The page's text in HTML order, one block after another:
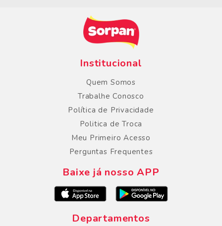
Institucional
Quem Somos
Trabalhe Conosco
Política de Privacidade
Politica de Troca
Meu Primeiro Acesso
Perguntas Frequentes
Baixe já nosso APP
Departamentos